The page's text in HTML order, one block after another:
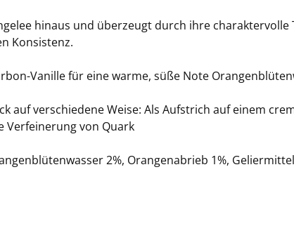
hinaus und überzeugt durch ihre
Konsistenz.
Vanille für eine warme, süße Note
auf verschiedene Weise: Als Aufstrich auf einem
Verfeinerung von Quark
2%, Orangenabrieb 1%,